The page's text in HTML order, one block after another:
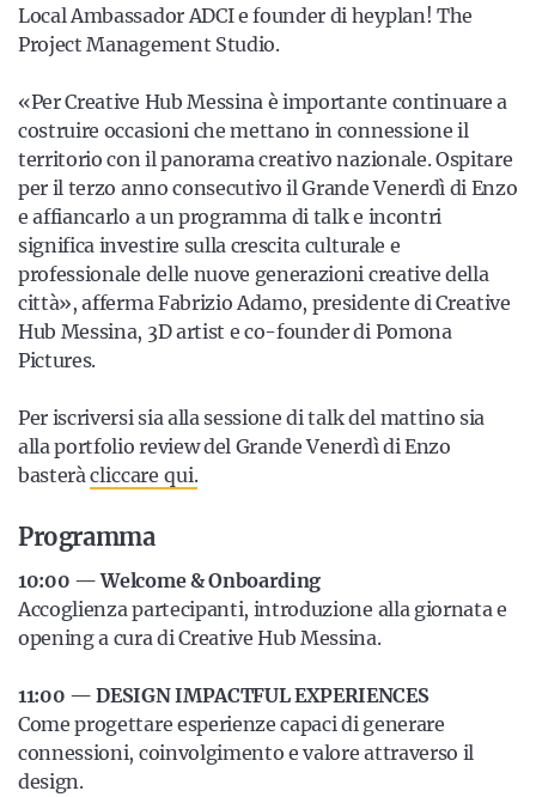
Local Ambassador ADCI e founder di heyplan! The
Project Management Studio.
«Per Creative Hub Messina è importante continuare a
costruire occasioni che mettano in connessione il
territorio con il panorama creativo nazionale. Ospitare
per il terzo anno consecutivo il Grande Venerdì di Enzo
e affiancarlo a un programma di talk e incontri
significa investire sulla crescita culturale e
professionale delle nuove generazioni creative della
città», afferma Fabrizio Adamo, presidente di Creative
Hub Messina, 3D artist e co-founder di Pomona
Pictures.
Per iscriversi sia alla sessione di talk del mattino sia
alla portfolio review del Grande Venerdì di Enzo
basteràcliccare qui.
Programma
10:00 — Welcome & Onboarding
Accoglienza partecipanti, introduzione alla giornata e
opening a cura di Creative Hub Messina.
11:00 — DESIGN IMPACTFUL EXPERIENCES
Come progettare esperienze capaci di generare
connessioni, coinvolgimento e valore attraverso il
design.